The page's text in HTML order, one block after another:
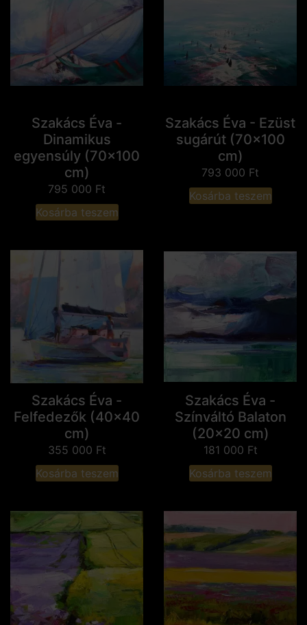
Szakács Éva -
Dinamikus
egyensúly (70x100
cm)
795 000 Ft
Kosárba teszem
Szakács Éva - Ezüst
sugárút (70x100
cm)
793 000 Ft
Kosárba teszem
Szakács Éva -
Felfedezők (40x40
cm)
355 000 Ft
Kosárba teszem
Szakács Éva -
Színváltó Balaton
(20x20 cm)
181 000 Ft
Kosárba teszem